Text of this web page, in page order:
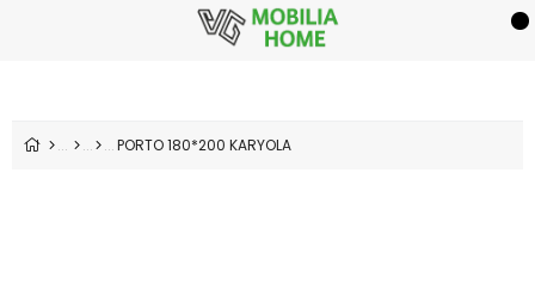
PORTO 180*200 KARYOLA